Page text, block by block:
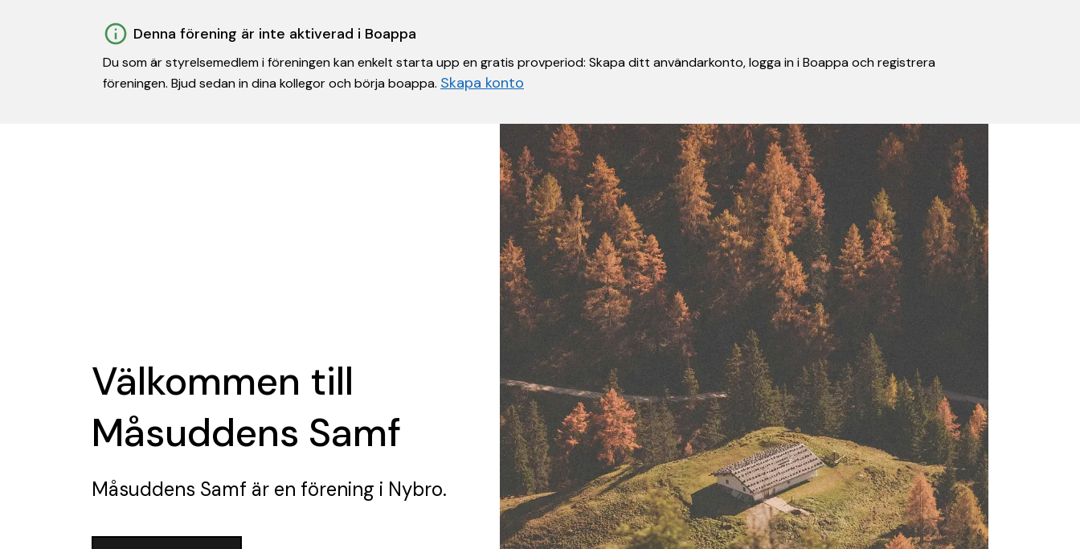
Denna förening är inte aktiverad i Boappa
Du som är styrelsemedlem i föreningen kan enkelt starta upp en gratis provperiod: Skapa ditt användarkonto, logga in i Boappa och registrera
föreningen. Bjud sedan in dina kollegor och börja boappa. Skapa konto
Välkommen till
Måsuddens Samf
Måsuddens Samf är en förening i Nybro.